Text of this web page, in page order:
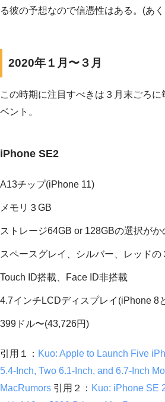
る彼の予想なので信憑性はある。(あ
2020年１月〜３月
この時期に注目すべきは３月末ごろ
ベント。
iPhone SE2
A13チップ(iPhone 11)
メモリ３GB
ストレージ64GB or 128GBの選択がか
スペースグレイ、シルバー、レッドの
Touch ID搭載、Face ID非搭載
4.7インチLCDディスプレイ(iPhone 8
399ドル〜(43,726円)
引用１： Kuo: Apple to Launch Five
5.4-Inch, Two 6.1-Inch, and 6.7-Inch
MacRumors 引用２： Kuo: iPhone SE